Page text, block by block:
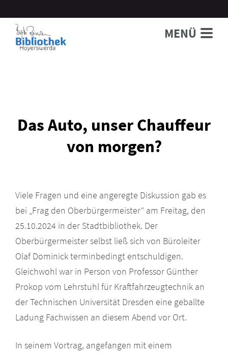
MENÜ
Das Auto, unser Chauffeur
von morgen?
Viele Fragen und eine angeregte Diskussion gab es
bei „Frag den Oberbürgermeister“ am Freitag, den
25.10.2024 in der Stadtbibliothek. Der
Oberbürgermeister selbst ließ sich von Büroleiter
Olaf Dominick terminbedingt entschuldigen.
Gleichwohl war in Person von Professor Günther
Prokop vom Lehrstuhl für Kraftfahrzeugtechnik an
der Technischen Universität Dresden eine geballte
Ladung Fachwissen an diesem Abend vor Ort.
In seinem Vortrag, angefangen mit einem